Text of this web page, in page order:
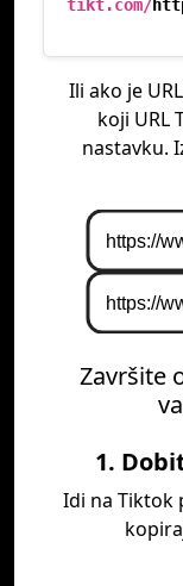
tikt.com/
Ili ako je
koji URL
nastavku.
Završite
1.
Idi na Tiktok